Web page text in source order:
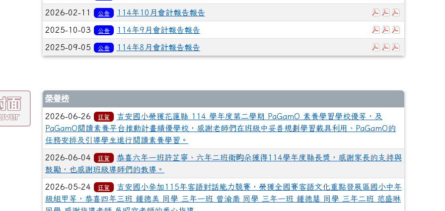
下載：114.10月
下載：114.10
2026-02-11 公告 114年10月會計報告報告
下載：114.9月
下載：114.9
2025-10-03 公告 114年9月會計報告報告
下載：114年8月
下載：114年
2025-09-05 公告 114年8月會計報告報告
榮譽榜
2026-06-26 狂賀
吉安國小榮獲花蓮縣 114 學年度第二學期 PaGamO 素養學習學校優等，及
PaGamO閱讀素養平台推動計畫績優學校，感謝老師們在班級中妥善規劃學習載具利用、PaGamO的
任務安排及引導學生進行閱讀素養學習。
2026-06-04 狂賀
恭喜六年一班許芷寧、六年二班衛畇朵獲得114學年度縣長獎，感謝家長的支持與
鼓勵，也感謝班級導師們的教導。
2026-05-24 狂賀
吉安國小參加115年客語對話能力競賽，榮獲全國賽客語文化重點發展區國小中年
級組甲等，恭喜四年三班 鍾德美 同學 三年一班 曾渝喬 同學 三年一班 鍾德慧 同學 三年二班 范盛琳